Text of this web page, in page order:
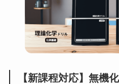
【新課程対応】無機